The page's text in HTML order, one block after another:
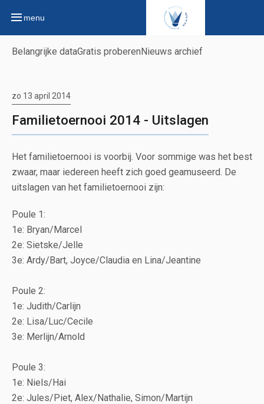
menu
Belangrijke dataGratis proberen Nieuws archief
zo 13 april 2014
Familietoernooi 2014 - Uitslagen
Het familietoernooi is voorbij. Voor sommige was het best
zwaar, maar iedereen heeft zich goed geamuseerd. De
uitslagen van het familietoernooi zijn:
Poule 1:
1e: Bryan/Marcel
2e: Sietske/Jelle
3e: Ardy/Bart, Joyce/Claudia en Lina/Jeantine
Poule 2:
1e: Judith/Carlijn
2e: Lisa/Luc/Cecile
3e: Merlijn/Arnold
Poule 3:
1e: Niels/Hai
2e: Jules/Piet, Alex/Nathalie, Simon/Martijn